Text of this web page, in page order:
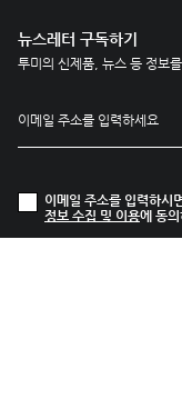
뉴스레터 구독하기
투미의 신제품, 뉴스 등 정보
이메일 주소를 입력하시
정보 수집 및 이용에 동의